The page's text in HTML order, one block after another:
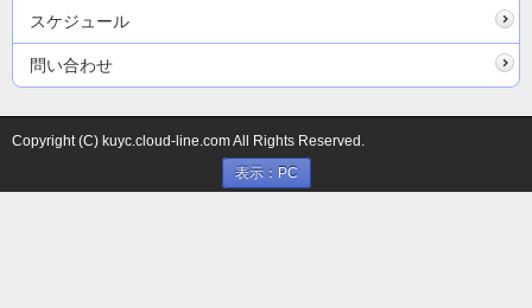
スケジュール
問い合わせ
Copyright (C) kuyc.cloud-line.com All Rights Reserved.
表示：PC